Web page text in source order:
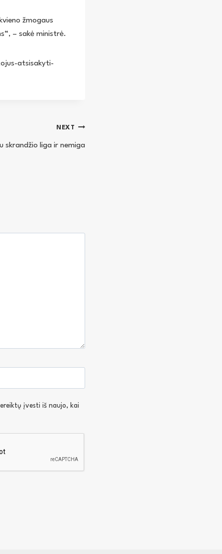
žmogaus
– sakė ministrė.
atsisakyti-
NEXT
skrandžio liga ir nemiga
įvesti iš naujo, kai